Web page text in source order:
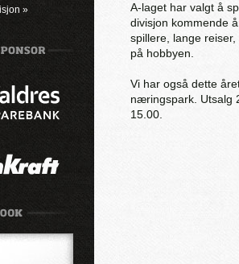
»
A-laget har valgt å
divisjon kommende
spillere, lange
på hobbyen.
Vi har også dette
næringspark. Utsalg
15.00.